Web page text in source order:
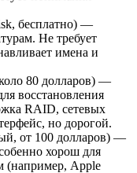
бесплатно) —
Не требует
имена и
80 долларов) —
восстановления
RAID, сетевых
но дорогой.
от 100 долларов) —
хорош для
(например, Apple